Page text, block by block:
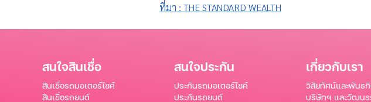
ที่มา : THE STANDARD WEALTH
สนใจสินเชื่อ
สินเชื่อรถมอเตอร์ไซค์
สินเชื่อรถยนต์
สนใจประกัน
ประกันรถมอเตอร์ไซค์
ประกันรถยนต์
เกี่ยวกับเรา
วิสัยทัศน์และพันธ
บริษัทฯ และวัฒน